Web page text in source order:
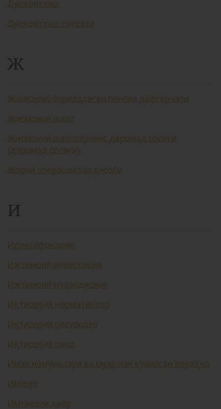
Дисконтлаш
Дисконтлаш сиёсати
Ж
Жамғариб бориладиган пенсия дафтарчаси
Жисмоний шахс
Жисмоний шахсларнинг даромад солиғи
(даромад солиғи)
Жорий операциялар ҳисоби
И
Идентификация
Ижтимоий инвестиция
Ижтимоий муҳандислик
Иқтисодий нормативлар
Иқтисодий ресурслар
Иқтисодий цикл
Имзо намуналари ва муҳр изи қўйилган варақча
Импорт
Имтиёзли давр